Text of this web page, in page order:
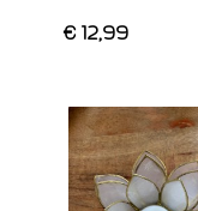
€ 12,99